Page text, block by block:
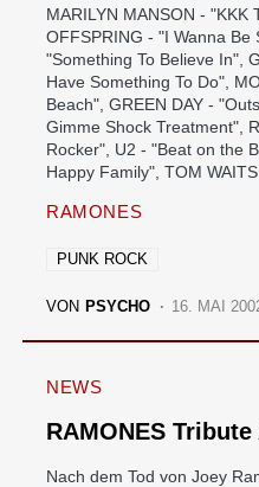
MARILYN MANSON - "KKK
OFFSPRING - "I Wanna Be
"Something To Believe In",
Have Something To Do",
Beach", GREEN DAY -
Gimme Shock Treatment",
Rocker", U2 - "Beat on the
Happy Family", TOM
RAMONES
PUNK ROCK
VON PSYCHO 16. MAI
NEWS
RAMONES
Nach dem Tod von Joey